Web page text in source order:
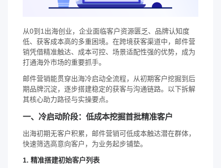
从0到1出海创业，企业面临客户资源匮乏、品牌认知度
低、获客成本高的多重困境。在跨境获客渠道中，邮件营
销凭借精准触达、成本可控、场景适配性强的优势，成为
打通海外市场的重要抓手。
邮件营销能贯穿出海冷启动全流程，从初期客户挖掘到后
期品牌沉淀，逐步搭建稳定的获客与沟通链路。以下拆解
其核心助力路径与实操要点。
一、冷启动阶段：低成本挖掘首批精准客户
出海初期无客户积累，邮件营销可低成本触达潜在群体，
快速筛选高意向客户，为业务起步铺垫。
1. 精准搭建初始客户列表